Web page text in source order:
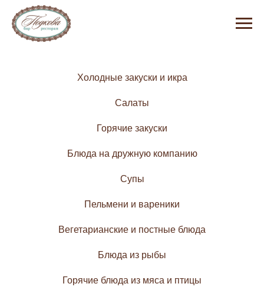
Холодные закуски и икра
Салаты
Горячие закуски
Блюда на дружную компанию
Супы
Пельмени и вареники
Вегетарианские и постные блюда
Блюда из рыбы
Горячие блюда из мяса и птицы